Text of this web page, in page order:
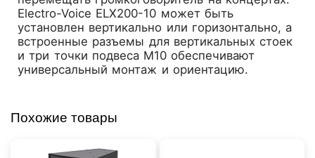
Electro-Voice ELX200-10 может быть
установлен вертикально или горизонтально, а
встроенные разъемы для вертикальных стоек
и три точки подвеса M10 обеспечивают
универсальный монтаж и ориентацию.
Похожие товары